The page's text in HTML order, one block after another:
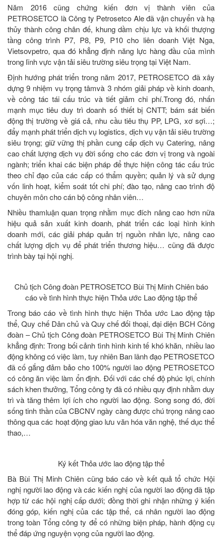
Năm 2016 cũng chứng kiến đơn vị thành viên của
PETROSETCO là Công ty Petrosetco Ale đã vận chuyển và hạ
thủy thành công chân đế, khung dầm chịu lực và khối thượng
tầng công trình P7, P8, P9, P10 cho liên doanh Việt Nga,
Vietsovpetro, qua đó khẳng định năng lực hàng đầu của mình
trong lĩnh vực vận tải siêu trường siêu trọng tại Việt Nam.
Định hướng phát triển trong năm 2017, PETROSETCO đã xây
dựng 9 nhiệm vụ trọng tâmvà 3 nhóm giải pháp về kinh doanh,
về công tác tái cấu trúc và tiết giảm chi phí.Trong đó, nhấn
mạnh mục tiêu duy trì doanh số thiết bị CNTT; bám sát biến
động thị trường về giá cả, nhu cầu tiêu thụ PP, LPG, xơ sợi…;
đẩy mạnh phát triển dịch vụ logistics, dịch vụ vận tải siêu trường
siêu trọng; giữ vững thị phần cung cấp dịch vụ Catering, nâng
cao chất lượng dịch vụ đời sống cho các đơn vị trong và ngoài
ngành; triển khai các biện pháp để thực hiện công tác cấu trúc
theo chỉ đạo của các cấp có thẩm quyền; quản lý và sử dụng
vốn linh hoạt, kiểm soát tốt chi phí; đào tạo, nâng cao trình độ
chuyên môn cho cán bộ công nhân viên…
Nhiều thamluận quan trọng nhằm mục đích nâng cao hơn nữa
hiệu quả sản xuất kinh doanh, phát triển các loại hình kinh
doanh mới, các giải pháp quản trị nguồn nhân lực, nâng cao
chất lượng dịch vụ để phát triển thương hiệu… cũng đã được
trình bày tại hội nghị.
Chủ tịch Công đoàn PETROSETCO Bùi Thị Minh Chiên báo
cáo về tình hình thực hiện Thỏa ước Lao động tập thể
Trong báo cáo về tình hình thực hiện Thỏa ước Lao động tập
thể, Quy chế Dân chủ và Quy chế đối thoại, đại diện BCH Công
đoàn – Chủ tịch Công đoàn PETROSETCO Bùi Thị Minh Chiên
khẳng định: Trong bối cảnh tình hình kinh tế khó khăn, nhiều lao
động không có việc làm, tuy nhiên Ban lãnh đạo PETROSETCO
đã cố gắng đảm bảo cho 100% người lao động PETROSETCO
có công ăn việc làm ổn định. Đối với các chế độ phúc lợi, chính
sách khen thưởng, Tổng công ty đã có nhiều quy định nhằm duy
trì và tăng thêm lợi ích cho người lao động. Song song đó, đời
sống tinh thần của CBCNV ngày càng được chú trọng nâng cao
thông qua các hoạt động giao lưu văn hóa văn nghệ, thế dục thể
thao,…
Ký kết Thỏa ước lao động tập thể
Bà Bùi Thị Minh Chiên cũng báo cáo về kết quả tổ chức Hội
nghị người lao động và các kiến nghị của người lao động đã tập
hợp từ các hội nghị cấp dưới; đồng thời ghi nhận những ý kiến
đóng góp, kiến nghị của các tập thể, cá nhân người lao động
trong toàn Tổng công ty để có những biện pháp, hành động cụ
thể đáp ứng nguyện vọng của người lao động.